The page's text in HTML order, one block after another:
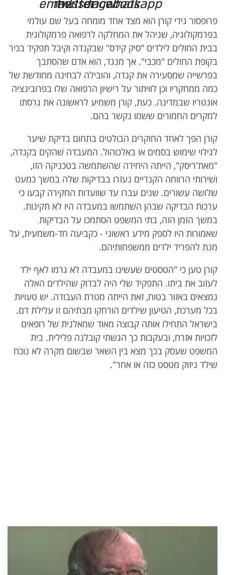
פרופסור גידי קורן הוא מצד אחד מומחה בעל שם עולמי
בפרמקולוגיה, שניהל את המחלקה לרפואה פרמקולוגית
בבית החולים לילדים "סיק קידס" שבקנדה וקיבל תפקיד בכיר
בקופת החולים "מכבי". אך מנגד, הוא אדם שהסתבך
בפרשייה שמסעירה את קנדה, והובילה לבחינה מחודשת של
כמה ממחקריו וכן לוויתור על רישיון הרפואה שלו בפרובינציה
אונטריו שבמדינה. כעת, קורן משמיע לראשונה את גרסתו
למקרים החמורים ששמו נקשר בהם.
קורן הפך לאחד החוקרים הבולטים בתחום בדיקת שיער
לגילוי שימוש בסמים או באלכוהול. המעבדה שׁהקים בקנדה,
"מאת'ריסק", הייתה היחידה שהשתמשה בטכניקה הזו,
ושׁירותי הרווחה הקנדיים נעזרו בבדיקות שלה במשך כמעט
שלושה עשורים. שנים עברו עד שוועדות החקירה קבעו כי
ערכות הבדיקה שבהן השתמשו במעבדה היו לא תקינות.
במשך הזמן הזה, בתי המשפט הסתמכו על הבדיקות
שאמורות היו לספק מידע ראשוני - כקביעה חד-משמעית, על
מנת להפריד ילדים ממשפחותיהם.
קורן טען כי "הטסטים שעשינו במעבדה לא גרמו לאף ילד
לעזוב את ביתו. התפקיד שלי היה לבדוק שהילדים האלה
נמצאים באזור בטוח, זאת הייתה מטרת העבודה. יש טעויות
בכל מערכת, הטיעון שילדים הורחקו מבתיהם זו עלילת דם.
בישראל התחילו אותה קבוצה מאוד שמאלנית של רופאים
לזכויות אזרח, ובעקבות כך הגשתי קובלנה פלילית. בית
המשפט שעסק בכך מצא בין השאר שבשום מקרה לא נוכח
שילד ניזוק מטסט כזה או אחר".